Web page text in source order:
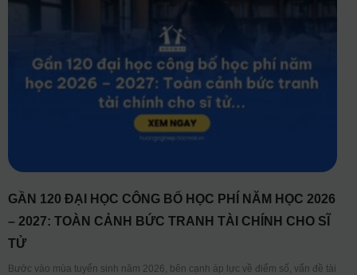
GẦN 120 ĐẠI HỌC CÔNG BỐ HỌC PHÍ NĂM HỌC 2026
– 2027: TOÀN CẢNH BỨC TRANH TÀI CHÍNH CHO SĨ
TỬ
Bước vào mùa tuyển sinh năm 2026, bên cạnh áp lực về điểm số, vấn đề tài